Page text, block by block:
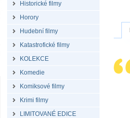
Historické filmy
Horory
Hudební filmy
Katastrofické filmy
KOLEKCE
Komedie
Komiksové filmy
Krimi filmy
LIMITOVANÉ EDICE